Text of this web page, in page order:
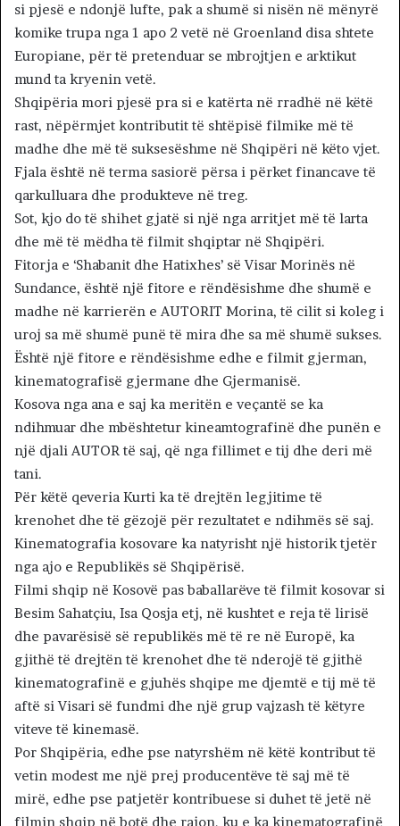
si pjesë e ndonjë lufte, pak a shumë si nisën në mënyrë
komike trupa nga 1 apo 2 vetë në Groenland disa shtete
Europiane, për të pretenduar se mbrojtjen e arktikut
mund ta kryenin vetë.
Shqipëria mori pjesë pra si e katërta në rradhë në këtë
rast, nëpërmjet kontributit të shtëpisë filmike më të
madhe dhe më të suksesëshme në Shqipëri në këto vjet.
Fjala është në terma sasiorë përsa i përket financave të
qarkulluara dhe produkteve në treg.
Sot, kjo do të shihet gjatë si një nga arritjet më të larta
dhe më të mëdha të filmit shqiptar në Shqipëri.
Fitorja e ‘Shabanit dhe Hatixhes’ së Visar Morinës në
Sundance, është një fitore e rëndësishme dhe shumë e
madhe në karrierën e AUTORIT Morina, të cilit si koleg i
uroj sa më shumë punë të mira dhe sa më shumë sukses.
Është një fitore e rëndësishme edhe e filmit gjerman,
kinematografisë gjermane dhe Gjermanisë.
Kosova nga ana e saj ka meritën e veçantë se ka
ndihmuar dhe mbështetur kineamtografinë dhe punën e
një djali AUTOR të saj, që nga fillimet e tij dhe deri më
tani.
Për këtë qeveria Kurti ka të drejtën legjitime të
krenohet dhe të gëzojë për rezultatet e ndihmës së saj.
Kinematografia kosovare ka natyrisht një historik tjetër
nga ajo e Republikës së Shqipërisë.
Filmi shqip në Kosovë pas baballarëve të filmit kosovar si
Besim Sahatçiu, Isa Qosja etj, në kushtet e reja të lirisë
dhe pavarësisë së republikës më të re në Europë, ka
gjithë të drejtën të krenohet dhe të nderojë të gjithë
kinematografinë e gjuhës shqipe me djemtë e tij më të
aftë si Visari së fundmi dhe një grup vajzash të këtyre
viteve të kinemasë.
Por Shqipëria, edhe pse natyrshëm në këtë kontribut të
vetin modest me një prej producentëve të saj më të
mirë, edhe pse patjetër kontribuese si duhet të jetë në
filmin shqip në botë dhe rajon, ku e ka kinematografinë